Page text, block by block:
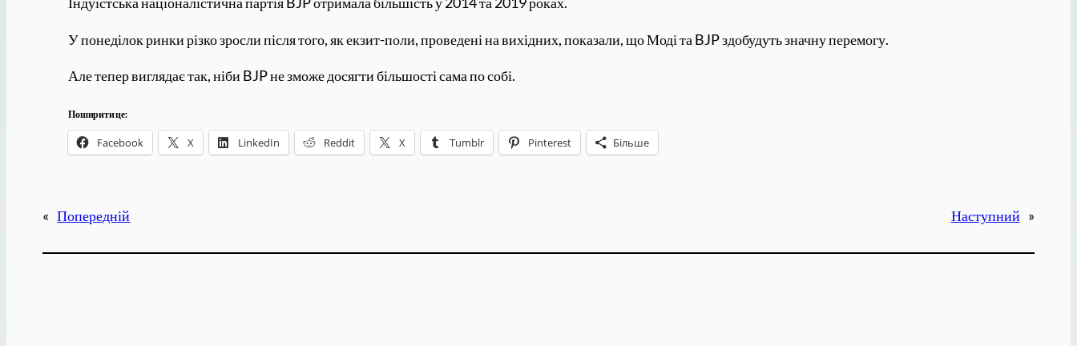
У понеділок ринки різко зросли після того, як екзит-поли, проведені на вихідних, показали, що Моді та BJP здобудуть значну перемогу.
Але тепер виглядає так, ніби BJP не зможе досягти більшості сама по собі.
Поширити це:
Facebook X LinkedIn Reddit X Tumblr Pinterest Більше
« Попередній Наступний »